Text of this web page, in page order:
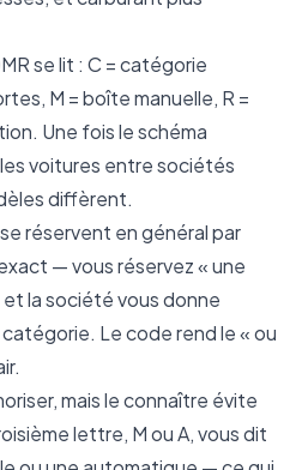
se lit : C = catégorie
M = boîte manuelle, R =
Une fois le schéma
voitures entre sociétés
diffèrent.
réservent en général par
— vous réservez « une
la société vous donne
Le code rend le « ou
mais le connaître évite
lettre, M ou A, vous dit